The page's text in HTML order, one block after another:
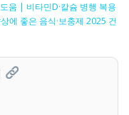
움 | 비타민D·칼슘 병행 복용
에 좋은 음식·보충제 2025 건